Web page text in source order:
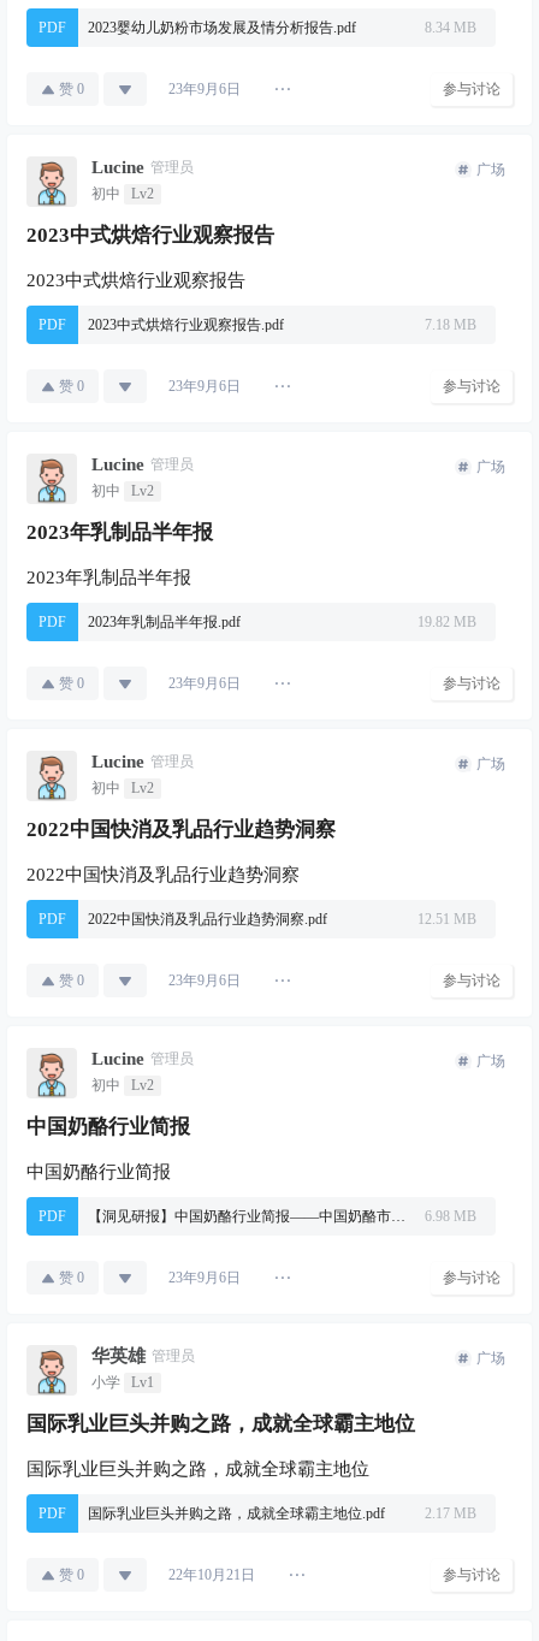
PDF 2023婴幼儿奶粉市场发展及情分析报告.pdf 8.34 MB
赞 0 23年9月6日 参与讨论
Lucine 管理员
初中
Lv2
广场
2023中式烘焙行业观察报告
2023中式烘焙行业观察报告
PDF 2023中式烘焙行业观察报告.pdf 7.18 MB
赞 0 23年9月6日 参与讨论
Lucine 管理员
初中
Lv2
广场
2023年乳制品半年报
2023年乳制品半年报
PDF 2023年乳制品半年报.pdf 19.82 MB
赞 0 23年9月6日 参与讨论
Lucine 管理员
初中
Lv2
广场
2022中国快消及乳品行业趋势洞察
2022中国快消及乳品行业趋势洞察
PDF 2022中国快消及乳品行业趋势洞察.pdf 12.51 MB
赞 0 23年9月6日 参与讨论
Lucine 管理员
初中
Lv2
广场
中国奶酪行业简报
中国奶酪行业简报
PDF 【洞见研报】中国奶酪行业简报——中国奶酪市场发展向好，本土乳企强势破局（中国奶酪市场，儿童奶酪，成人奶酪，特色奶酪）【洞见研报DJyanbao.com】.pdf 6.98 MB
赞 0 23年9月6日 参与讨论
华英雄 管理员
小学
Lv1
广场
国际乳业巨头并购之路，成就全球霸主地位
国际乳业巨头并购之路，成就全球霸主地位
PDF 国际乳业巨头并购之路，成就全球霸主地位.pdf 2.17 MB
赞 0 22年10月21日 参与讨论